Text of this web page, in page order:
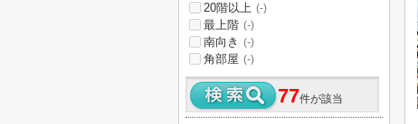
20階以上 (-)
最上階 (-)
南向き (-)
角部屋 (-)
77件が該当